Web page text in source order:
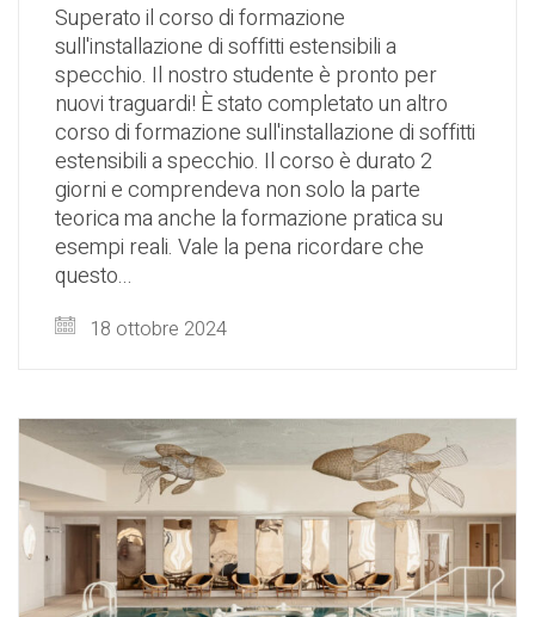
Superato il corso di formazione
sull'installazione di soffitti estensibili a
specchio. Il nostro studente è pronto per
nuovi traguardi! È stato completato un altro
corso di formazione sull'installazione di soffitti
estensibili a specchio. Il corso è durato 2
giorni e comprendeva non solo la parte
teorica ma anche la formazione pratica su
esempi reali. Vale la pena ricordare che
questo...
18 ottobre 2024